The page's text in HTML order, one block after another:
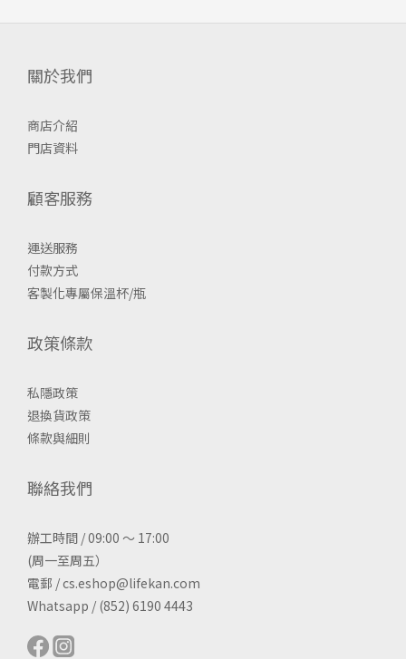
關於我們
商店介紹
門店資料
顧客服務
運送服務
付款方式
客製化專屬保溫杯/瓶
政策條款
私隱政策
退換貨政策
條款與細則
聯絡我們
辦工時間 / 09:00 ～ 17:00
(周一至周五）
電郵 / cs.eshop@lifekan.com
Whatsapp / (852) 6190 4443